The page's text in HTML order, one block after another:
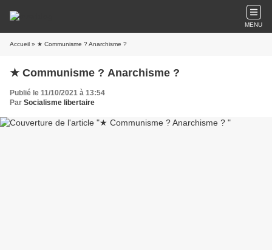
MENU
Accueil » ★ Communisme ? Anarchisme ?
★ Communisme ? Anarchisme ?
Publié le 11/10/2021 à 13:54
Par Socialisme libertaire